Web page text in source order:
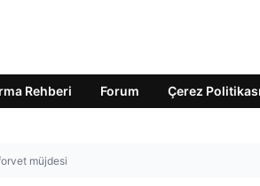
Rehberi Forum Çerez Politikası
müjdesi